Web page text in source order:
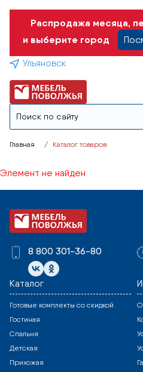
Распродажа месяца,
и выберите город
Ульяновск
Главная Каталог товаров
Элемент не найден
8 800 301-36-80
Каталог
Готовые комплекты со скидкой
Гостиная
Спальня
Детская
Прихожая
О